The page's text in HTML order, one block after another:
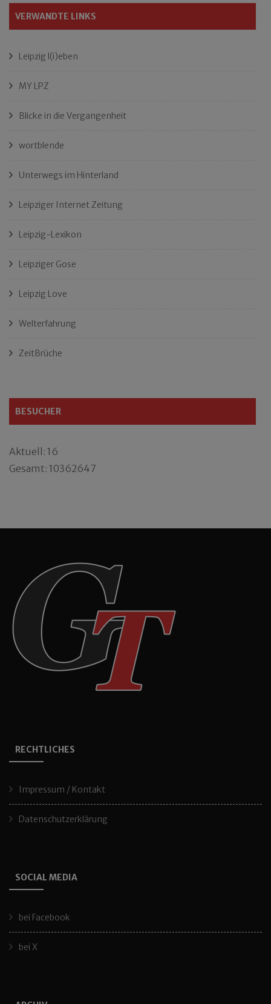
VERWANDTE LINKS
Leipzig l(i)eben
MY LPZ
Blicke in die Vergangenheit
wortblende
Unterwegs im Hinterland
Leipziger Internet Zeitung
Leipzig-Lexikon
Leipziger Gose
Leipzig Love
Welterfahrung
ZeitBrüche
BESUCHER
Aktuell: 16
Gesamt: 10362647
RECHTLICHES
Impressum / Kontakt
Datenschutzerklärung
SOCIAL MEDIA
bei Facebook
bei X